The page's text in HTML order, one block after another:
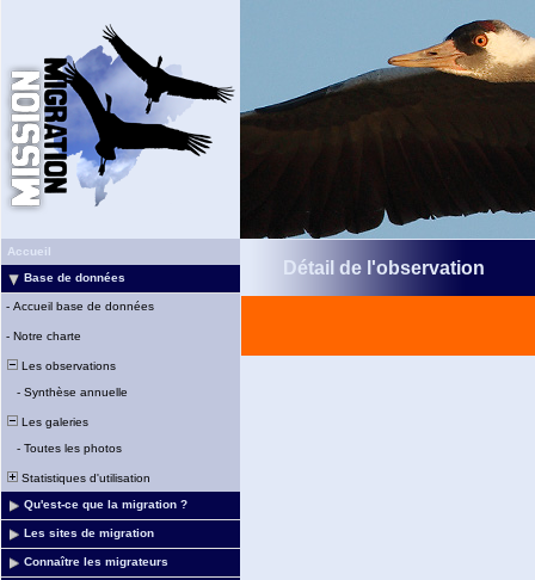
Accueil
Base de données
- Accueil base de données
- Notre charte
Les observations
- Synthèse annuelle
Les galeries
- Toutes les photos
Statistiques d'utilisation
Qu'est-ce que la migration ?
Les sites de migration
Connaître les migrateurs
Détail de l'observation